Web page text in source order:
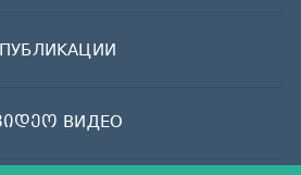
ПУБЛИКАЦИИ
ВИДЕО